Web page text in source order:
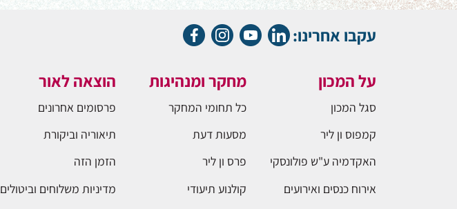
עקבו אחרינו:
על המכון
סגל המכון
קמפוס ון ליר
האקדמיה ע"ש פולונסקי
אירוח כנסים ואירועים
מחקר ומנהיגות
כל תחומי המחקר
מסעות דעת
פרס ון ליר
קולנוע תיעודי
הוצאה לאור
פרסומים אחרונים
תיאוריה וביקורת
הזמן הזה
מדיניות משלוחים וביטולים